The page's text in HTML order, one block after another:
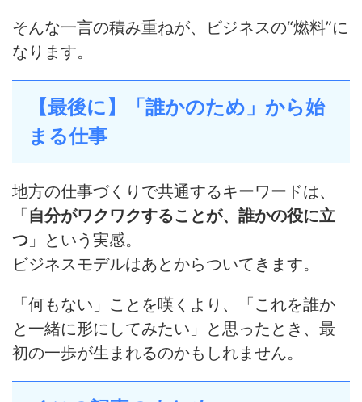
そんな一言の積み重ねが、ビジネスの“燃料”に
なります。
【最後に】「誰かのため」から始
まる仕事
地方の仕事づくりで共通するキーワードは、
「自分がワクワクすることが、誰かの役に立
つ 」という実感。
ビジネスモデルはあとからついてきます。
「何もない」ことを嘆くより、「これを誰か
と一緒に形にしてみたい」と思ったとき、最
初の一歩が生まれるのかもしれません。